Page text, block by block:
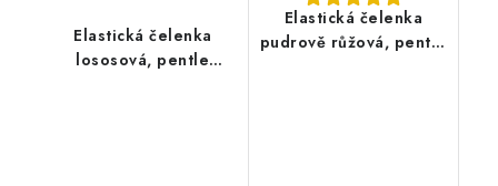
Elastická čelenka
lososová, pentle
Elastická čelenka
pudrově růžová, pentle